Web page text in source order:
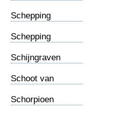
Schepping
Schepping
Schijngraven
Schoot van
Schorpioen